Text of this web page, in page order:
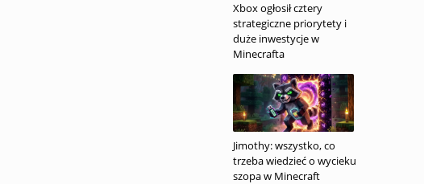
Xbox ogłosił cztery
strategiczne priorytety i
duże inwestycje w
Minecrafta
Jimothy: wszystko, co
trzeba wiedzieć o wycieku
szopa w Minecraft